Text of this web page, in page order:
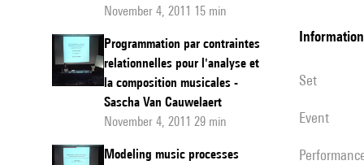
November 4, 2011 15 min
Programmation par contraintes
relationnelles pour l'analyse et
la composition musicales -
Sascha Van Cauwelaert
November 4, 2011 29 min
Modeling music processes
information
set
event